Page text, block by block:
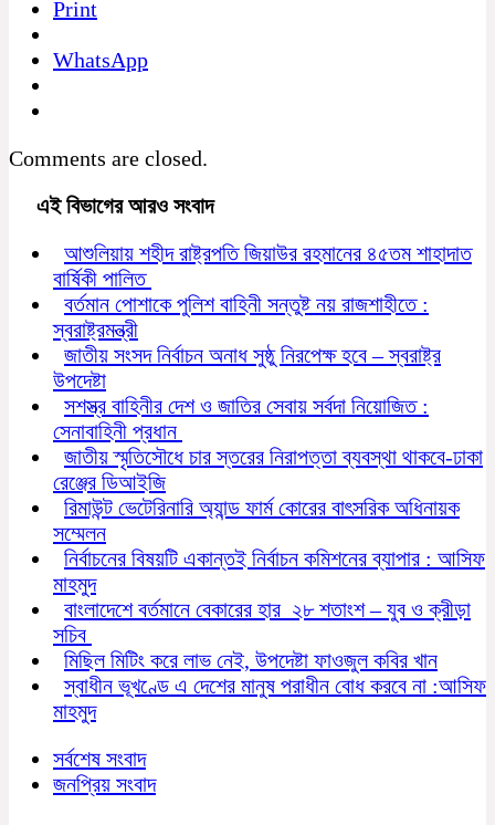
Print
WhatsApp
Comments are closed.
এই বিভাগের আরও সংবাদ
আশুলিয়ায় শহীদ রাষ্ট্রপতি জিয়াউর রহমানের ৪৫তম শাহাদাত
বার্ষিকী পালিত
বর্তমান পোশাকে পুলিশ বাহিনী সন্তুষ্ট নয় রাজশাহীতে :
স্বরাষ্ট্রমন্ত্রী
জাতীয় সংসদ নির্বাচন অনাধ সুষ্ঠু নিরপেক্ষ হবে – স্বরাষ্ট্র
উপদেষ্টা
সশস্ত্র বাহিনীর দেশ ও জাতির সেবায় সর্বদা নিয়োজিত :
সেনাবাহিনী প্রধান
জাতীয় স্মৃতিসৌধে চার স্তরের নিরাপত্তা ব্যবস্থা থাকবে-ঢাকা
রেঞ্জের ডিআইজি
রিমাউন্ট ভেটেরিনারি অ্যান্ড ফার্ম কোরের বাৎসরিক অধিনায়ক
সম্মেলন
নির্বাচনের বিষয়টি একান্তই নির্বাচন কমিশনের ব্যাপার : আসিফ
মাহমুদ
বাংলাদেশে বর্তমানে বেকারের হার ২৮ শতাংশ – যুব ও ক্রীড়া
সচিব
মিছিল মিটিং করে লাভ নেই, উপদেষ্টা ফাওজুল কবির খান
স্বাধীন ভূখণ্ডে এ দেশের মানুষ পরাধীন বোধ করবে না :আসিফ
মাহমুদ
সর্বশেষ সংবাদ
জনপ্রিয় সংবাদ